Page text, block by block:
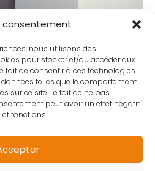
consentement
nous utilisons des
pour stocker et/ou accéder aux
fait de consentir à ces technologies
telles que le comportement
sur ce site. Le fait de ne pas
peut avoir un effet négatif
et fonctions.